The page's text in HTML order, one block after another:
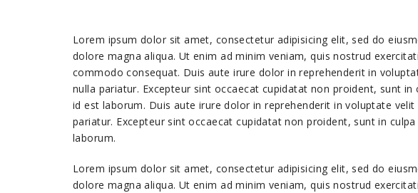
Lorem ipsum dolor sit amet, consectetur adipisicing elit, sed do
dolore magna aliqua. Ut enim ad minim veniam, quis nostrud
commodo consequat. Duis aute irure dolor in reprehenderit in
nulla pariatur. Excepteur sint occaecat cupidatat non proident, sunt
id est laborum. Duis aute irure dolor in reprehenderit in voluptate
pariatur. Excepteur sint occaecat cupidatat non proident, sunt in
laborum.
Lorem ipsum dolor sit amet, consectetur adipisicing elit, sed do
dolore magna aliqua. Ut enim ad minim veniam, quis nostrud